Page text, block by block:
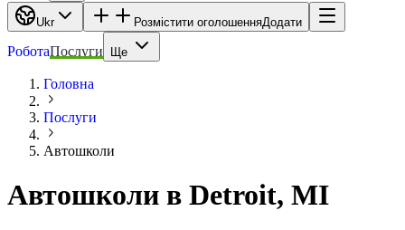
Ukr Розмістити оголошенняДодати
РоботаПослуги Ще
Головна
Послуги
Автошколи
Автошколи в Detroit, MI